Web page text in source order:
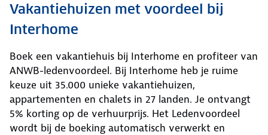
Vakantiehuizen met voordeel bij
Interhome
Boek een vakantiehuis bij Interhome en profiteer van
ANWB-ledenvoordeel. Bij Interhome heb je ruime
keuze uit 35.000 unieke vakantiehuizen,
appartementen en chalets in 27 landen. Je ontvangt
5% korting op de verhuurprijs. Het Ledenvoordeel
wordt bij de boeking automatisch verwerkt en